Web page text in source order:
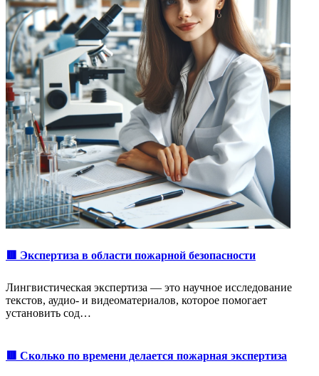
🟥 Экспертиза в области пожарной безопасности
Лингвистическая экспертиза — это научное исследование
текстов, аудио- и видеоматериалов, которое помогает
установить сод…
🟥 Сколько по времени делается пожарная экспертиза